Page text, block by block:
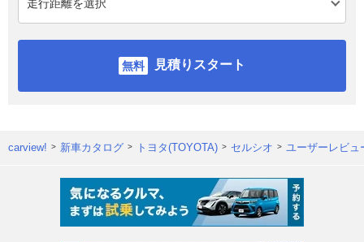
見積りスタート
carview! 新車カタログ トヨタ(TOYOTA) セルシオ ユーザーレビュ